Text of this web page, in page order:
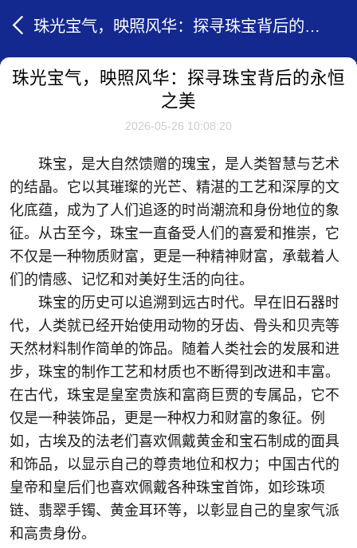
珠光宝气，映照风华：探寻珠宝背后的永恒之美
珠光宝气，映照风华：探寻珠宝背后的永恒
之美
2026-05-26 10:08:20
珠宝，是大自然馈赠的瑰宝，是人类智慧与艺术
的结晶。它以其璀璨的光芒、精湛的工艺和深厚的文
化底蕴，成为了人们追逐的时尚潮流和身份地位的象
征。从古至今，珠宝一直备受人们的喜爱和推崇，它
不仅是一种物质财富，更是一种精神财富，承载着人
们的情感、记忆和对美好生活的向往。
珠宝的历史可以追溯到远古时代。早在旧石器时
代，人类就已经开始使用动物的牙齿、骨头和贝壳等
天然材料制作简单的饰品。随着人类社会的发展和进
步，珠宝的制作工艺和材质也不断得到改进和丰富。
在古代，珠宝是皇室贵族和富商巨贾的专属品，它不
仅是一种装饰品，更是一种权力和财富的象征。例
如，古埃及的法老们喜欢佩戴黄金和宝石制成的面具
和饰品，以显示自己的尊贵地位和权力；中国古代的
皇帝和皇后们也喜欢佩戴各种珠宝首饰，如珍珠项
链、翡翠手镯、黄金耳环等，以彰显自己的皇家气派
和高贵身份。